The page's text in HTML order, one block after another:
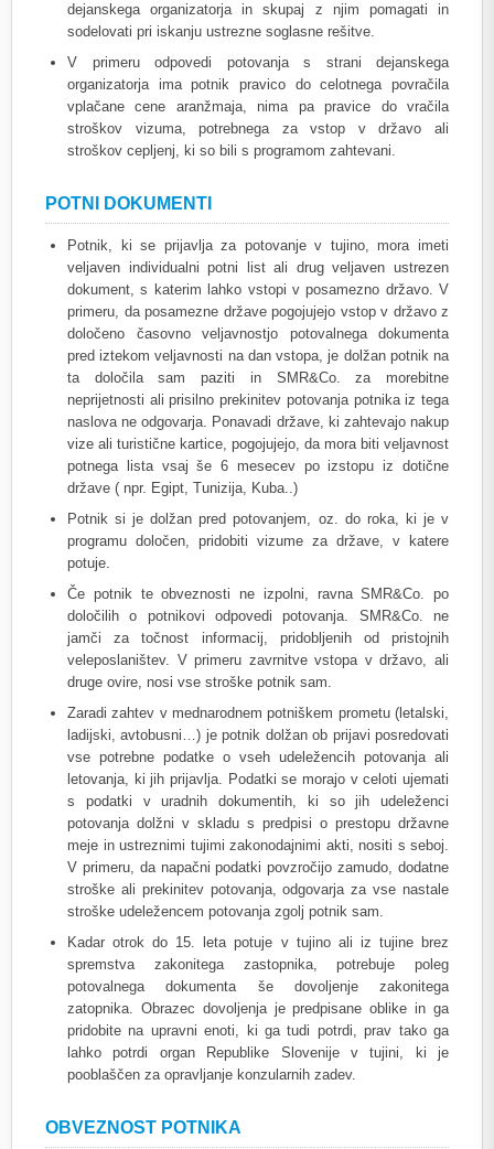
dejanskega organizatorja in skupaj z njim pomagati in
sodelovati pri iskanju ustrezne soglasne rešitve.
V primeru odpovedi potovanja s strani dejanskega
organizatorja ima potnik pravico do celotnega povračila
vplačane cene aranžmaja, nima pa pravice do vračila
stroškov vizuma, potrebnega za vstop v državo ali
stroškov cepljenj, ki so bili s programom zahtevani.
POTNI DOKUMENTI
Potnik, ki se prijavlja za potovanje v tujino, mora imeti
veljaven individualni potni list ali drug veljaven ustrezen
dokument, s katerim lahko vstopi v posamezno državo. V
primeru, da posamezne države pogojujejo vstop v državo z
določeno časovno veljavnostjo potovalnega dokumenta
pred iztekom veljavnosti na dan vstopa, je dolžan potnik na
ta določila sam paziti in SMR&Co. za morebitne
neprijetnosti ali prisilno prekinitev potovanja potnika iz tega
naslova ne odgovarja. Ponavadi države, ki zahtevajo nakup
vize ali turistične kartice, pogojujejo, da mora biti veljavnost
potnega lista vsaj še 6 mesecev po izstopu iz dotične
države ( npr. Egipt, Tunizija, Kuba..)
Potnik si je dolžan pred potovanjem, oz. do roka, ki je v
programu določen, pridobiti vizume za države, v katere
potuje.
Če potnik te obveznosti ne izpolni, ravna SMR&Co. po
določilih o potnikovi odpovedi potovanja. SMR&Co. ne
jamči za točnost informacij, pridobljenih od pristojnih
veleposlaništev. V primeru zavrnitve vstopa v državo, ali
druge ovire, nosi vse stroške potnik sam.
Zaradi zahtev v mednarodnem potniškem prometu (letalski,
ladijski, avtobusni…) je potnik dolžan ob prijavi posredovati
vse potrebne podatke o vseh udeležencih potovanja ali
letovanja, ki jih prijavlja. Podatki se morajo v celoti ujemati
s podatki v uradnih dokumentih, ki so jih udeleženci
potovanja dolžni v skladu s predpisi o prestopu državne
meje in ustreznimi tujimi zakonodajnimi akti, nositi s seboj.
V primeru, da napačni podatki povzročijo zamudo, dodatne
stroške ali prekinitev potovanja, odgovarja za vse nastale
stroške udeležencem potovanja zgolj potnik sam.
Kadar otrok do 15. leta potuje v tujino ali iz tujine brez
spremstva zakonitega zastopnika, potrebuje poleg
potovalnega dokumenta še dovoljenje zakonitega
zatopnika. Obrazec dovoljenja je predpisane oblike in ga
pridobite na upravni enoti, ki ga tudi potrdi, prav tako ga
lahko potrdi organ Republike Slovenije v tujini, ki je
pooblaščen za opravljanje konzularnih zadev.
OBVEZNOST POTNIKA